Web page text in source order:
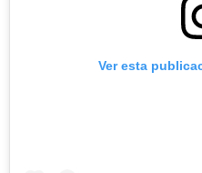
Ver esta